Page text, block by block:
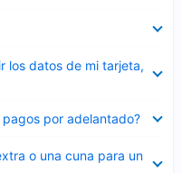
los datos de mi tarjeta,
por adelantado?
o una cuna para un